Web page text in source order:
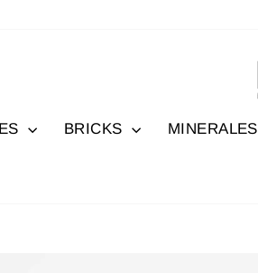
BRICKS MINERALES